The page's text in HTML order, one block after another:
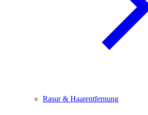
Rasur & Haarentfernung